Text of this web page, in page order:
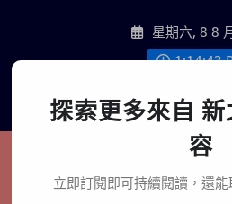
content
星期六, 8 8
1:14:44
聯絡我們
新北
探索更多來自
容
立即訂閱即可持續閱讀，還能